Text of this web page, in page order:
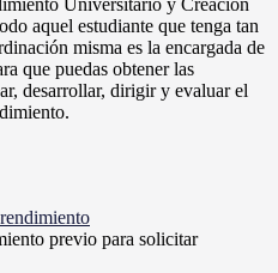
Universitario y Creación
aquel estudiante que tenga tan
misma es la encargada de
que puedas obtener las
desarrollar, dirigir y evaluar el
previo para solicitar